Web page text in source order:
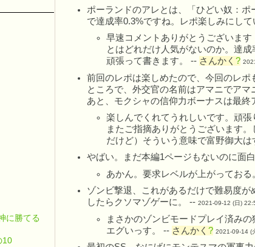
に勝てる方法
10
ポーランドのアレとは、「ひどい奴：
で達成率0.3%ですね。レポ楽しみにし
早速コメントありがとうございま
とはどれだけ人気がないのか。達
頑張って書きます。 -- さんかく ?
前回のレポは楽しめたので、今回のレポ
ところで、外交官の名前はアマニでアマ
あと、モクシャの信仰力ボーナスは最
楽しんでくれてうれしいです。頑張
またご指摘ありがとうございます
だけど）そういう意味で富野御大は
やばい。まだ本編1ページもないのに面
あかん。要求レベルが上がっておる
ゾンビ撃退、これがあるだけで難易度
したらクソマゾゲーに。 -- 2021-09-12 (日)
まさかのゾンビモードプレイ済み
エグいっす。 -- さんかく ? 2021-09-14 (